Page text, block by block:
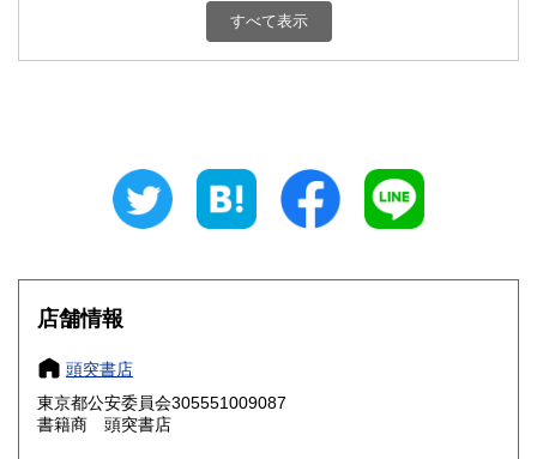
1,800円 群馬県
埼玉県 千葉県
1,800円 富山県
1,800円 福井県
1,800円 1,800円
岐阜県
愛知県
滋賀県
すべて表示
店舗情報
頭突書店
東京都公安委員会305551009087
書籍商 頭突書店